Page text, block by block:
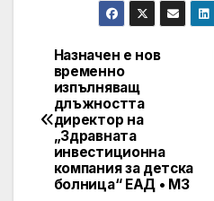
Post
navigation
Назначен е нов
временно
изпълняващ
длъжността
директор на
„Здравната
инвестиционна
компания за детска
болница“ ЕАД • МЗ